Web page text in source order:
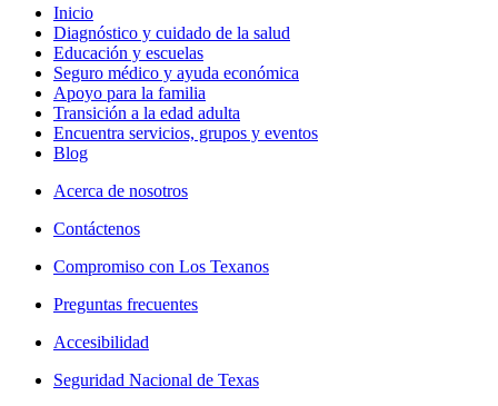
Inicio
Diagnóstico y cuidado de la salud
Educación y escuelas
Seguro médico y ayuda económica
Apoyo para la familia
Transición a la edad adulta
Encuentra servicios, grupos y eventos
Blog
Acerca de nosotros
Contáctenos
Compromiso con Los Texanos
Preguntas frecuentes
Accesibilidad
Seguridad Nacional de Texas